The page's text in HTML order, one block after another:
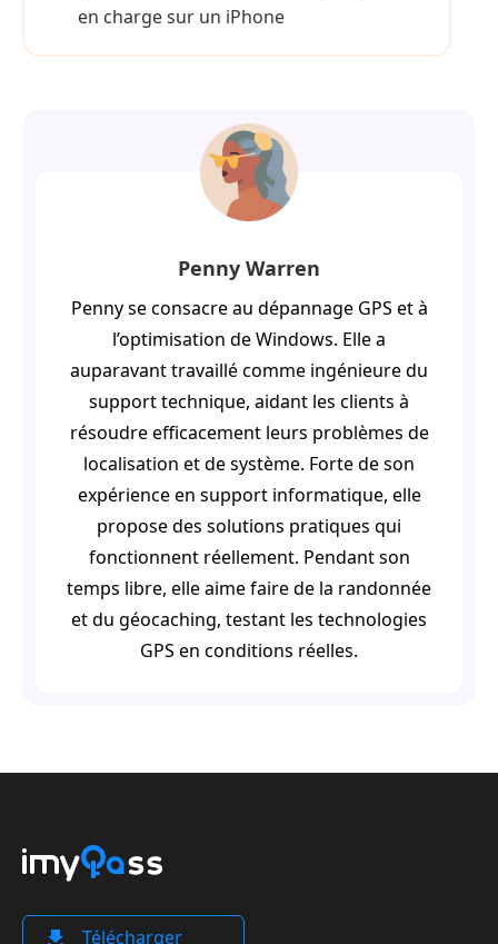
en charge sur un iPhone
Penny Warren
Penny se consacre au dépannage GPS et à
l’optimisation de Windows. Elle a
auparavant travaillé comme ingénieure du
support technique, aidant les clients à
résoudre efficacement leurs problèmes de
localisation et de système. Forte de son
expérience en support informatique, elle
propose des solutions pratiques qui
fonctionnent réellement. Pendant son
temps libre, elle aime faire de la randonnée
et du géocaching, testant les technologies
GPS en conditions réelles.
Télécharger